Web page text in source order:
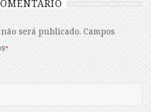
será publicado.Campos
*